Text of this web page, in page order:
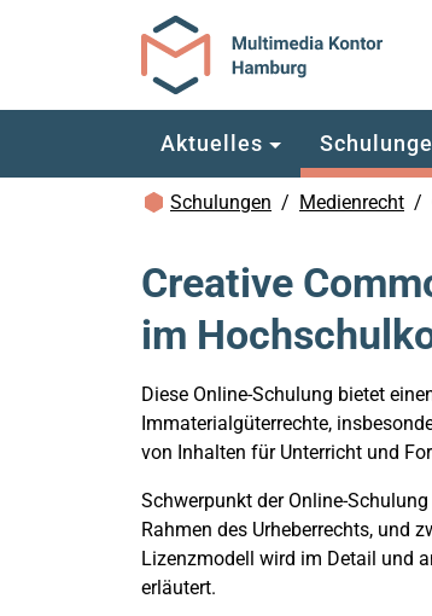
Zum Hauptinhalt springen
Aktuelles
Brotkrümelnavigation
Schulungen Medienrecht
Creative
im
Diese Online-Schulung bietet
Immaterialgüterrechte,
von Inhalten für Unterricht und
Schwerpunkt der Online-
Rahmen des Urheberrechts, und
Lizenzmodell wird im Detail und
erläutert.